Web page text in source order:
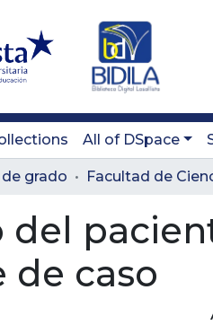
All of DSpace
grado
del
de caso